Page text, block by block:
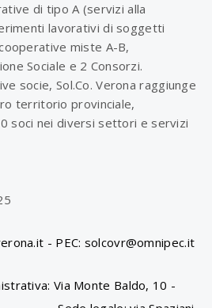
di tipo A (servizi alla
lavorativi di soggetti
miste A-B,
Sociale e 2 Consorzi.
socie, Sol.Co. Verona raggiunge
territorio provinciale,
soci nei diversi settori e servizi
- PEC: solcovr@omnipec.it
Via Monte Baldo, 10 -